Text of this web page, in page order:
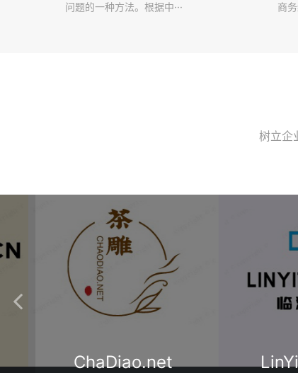
问题的一种方法。根据中···
商
树立企
ChaDiao.net